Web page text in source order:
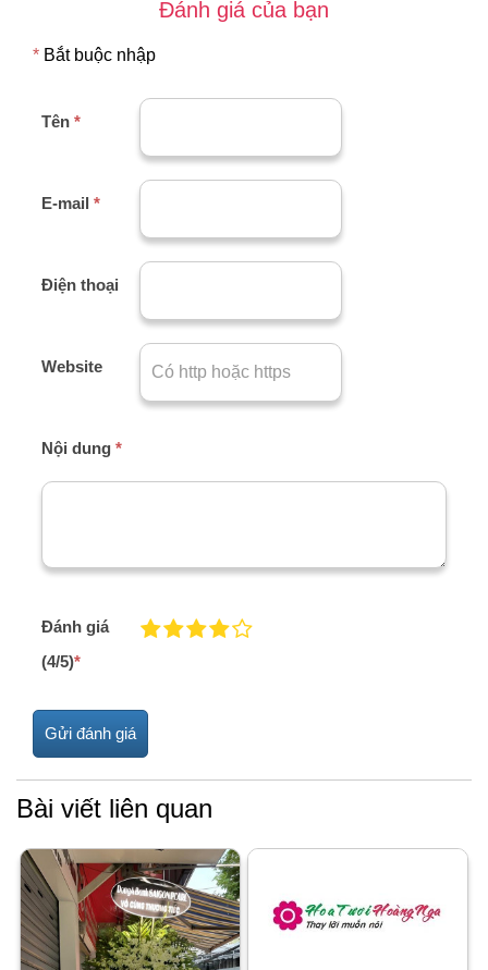
Đánh giá của bạn
* Bắt buộc nhập
Tên *
E-mail *
Điện thoại
Website
Nội dung *
Đánh giá
(4/5)*
Bài viết liên quan